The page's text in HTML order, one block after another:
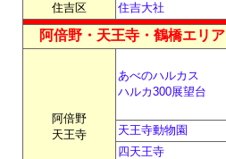
住吉区 住吉大社
阿倍野・天王寺・鶴橋エリア
阿倍野
天王寺
あべのハルカス
ハルカ300展望台
天王寺動物園
四天王寺